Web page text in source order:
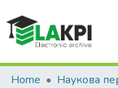
Communities &
Home Наукова